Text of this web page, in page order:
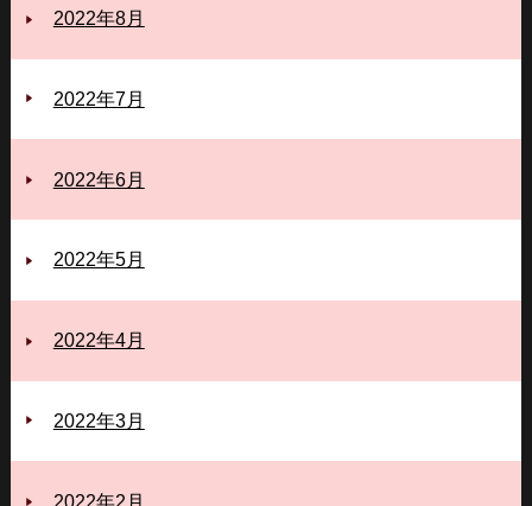
2022年8月
2022年7月
2022年6月
2022年5月
2022年4月
2022年3月
2022年2月